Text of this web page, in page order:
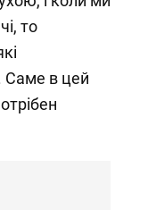
то
Саме в цей